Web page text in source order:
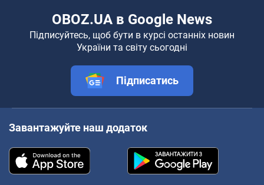
OBOZ.UA в Google News
Підписуйтесь, щоб бути в курсі останніх новин
України та світу сьогодні
Підписатись
Завантажуйте наш додаток